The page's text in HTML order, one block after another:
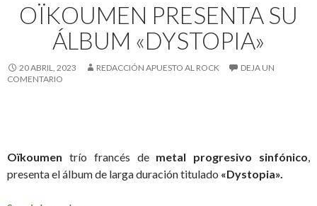
OÏKOUMEN PRESENTA SU
ÁLBUM «DYSTOPIA»
20 ABRIL, 2023 REDACCIÓN APUESTO AL ROCK
DEJA UN
COMENTARIO
Oïkoumen trío francés de metal progresivo sinfónico,
presenta el álbum de larga duración titulado «Dystopia».